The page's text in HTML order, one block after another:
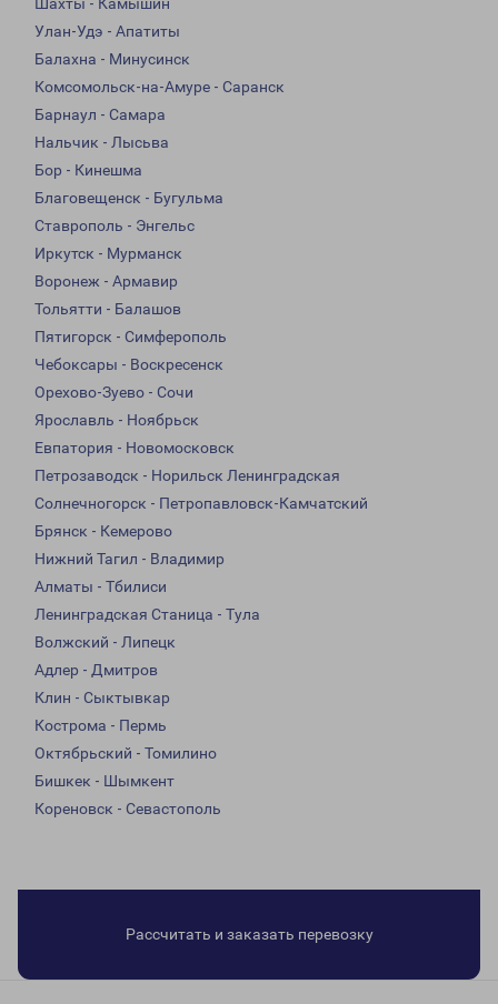
Шахты - Камышин
Улан-Удэ - Апатиты
Балахна - Минусинск
Комсомольск-на-Амуре - Саранск
Барнаул - Самара
Нальчик - Лысьва
Бор - Кинешма
Благовещенск - Бугульма
Ставрополь - Энгельс
Иркутск - Мурманск
Воронеж - Армавир
Тольятти - Балашов
Пятигорск - Симферополь
Чебоксары - Воскресенск
Орехово-Зуево - Сочи
Ярославль - Ноябрьск
Евпатория - Новомосковск
Петрозаводск - Норильск Ленинградская
Солнечногорск - Петропавловск-Камчатский
Брянск - Кемерово
Нижний Тагил - Владимир
Алматы - Тбилиси
Ленинградская Станица - Тула
Волжский - Липецк
Адлер - Дмитров
Клин - Сыктывкар
Кострома - Пермь
Октябрьский - Томилино
Бишкек - Шымкент
Кореновск - Севастополь
Рассчитать и заказать перевозку